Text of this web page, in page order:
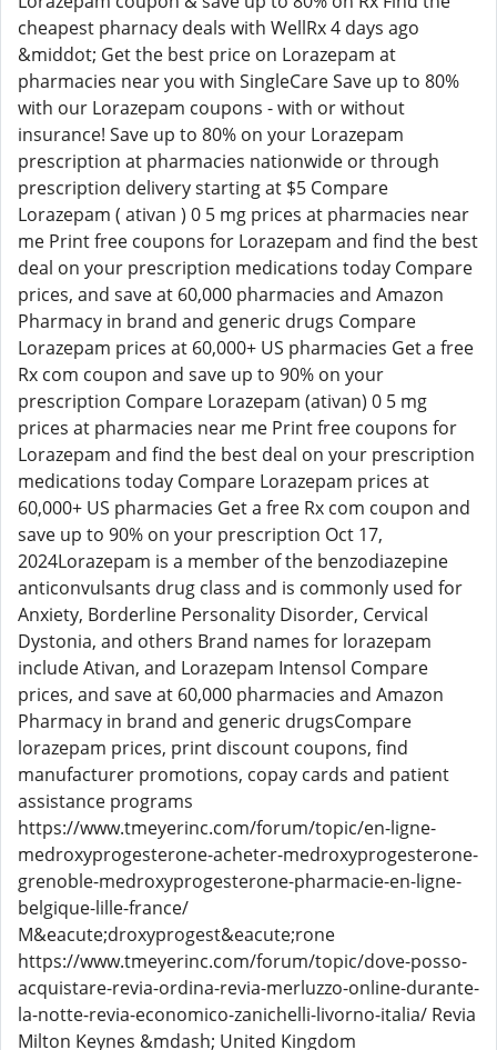
cheapest pharnacy deals with WellRx 4 days ago
&middot; Get the best price on Lorazepam at
pharmacies near you with SingleCare Save up to 80%
with our Lorazepam coupons - with or without
insurance! Save up to 80% on your Lorazepam
prescription at pharmacies nationwide or through
prescription delivery starting at $5 Compare
Lorazepam ( ativan ) 0 5 mg prices at pharmacies near
me Print free coupons for Lorazepam and find the best
deal on your prescription medications today Compare
prices, and save at 60,000 pharmacies and Amazon
Pharmacy in brand and generic drugs Compare
Lorazepam prices at 60,000+ US pharmacies Get a free
Rx com coupon and save up to 90% on your
prescription Compare Lorazepam (ativan) 0 5 mg
prices at pharmacies near me Print free coupons for
Lorazepam and find the best deal on your prescription
medications today Compare Lorazepam prices at
60,000+ US pharmacies Get a free Rx com coupon and
save up to 90% on your prescription Oct 17,
2024Lorazepam is a member of the benzodiazepine
anticonvulsants drug class and is commonly used for
Anxiety, Borderline Personality Disorder, Cervical
Dystonia, and others Brand names for lorazepam
include Ativan, and Lorazepam Intensol Compare
prices, and save at 60,000 pharmacies and Amazon
Pharmacy in brand and generic drugsCompare
lorazepam prices, print discount coupons, find
manufacturer promotions, copay cards and patient
assistance programs
https://www.tmeyerinc.com/forum/topic/en-ligne-
medroxyprogesterone-acheter-medroxyprogesterone-
grenoble-medroxyprogesterone-pharmacie-en-ligne-
belgique-lille-france/
M&eacute;droxyprogest&eacute;rone
https://www.tmeyerinc.com/forum/topic/dove-posso-
acquistare-revia-ordina-revia-merluzzo-online-durante-
la-notte-revia-economico-zanichelli-livorno-italia/ Revia
Milton Keynes &mdash; United Kingdom